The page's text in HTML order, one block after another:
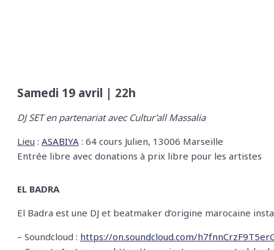
Samedi 19 avril | 22h
DJ SET en partenariat avec Cultur’all Massalia
Lieu : ASABIYA : 64 cours Julien, 13006 Marseille
Entrée libre avec donations à prix libre pour les artistes
EL BADRA
El Badra est une DJ et beatmaker d’origine marocaine
– Soundcloud : https://on.soundcloud.com/